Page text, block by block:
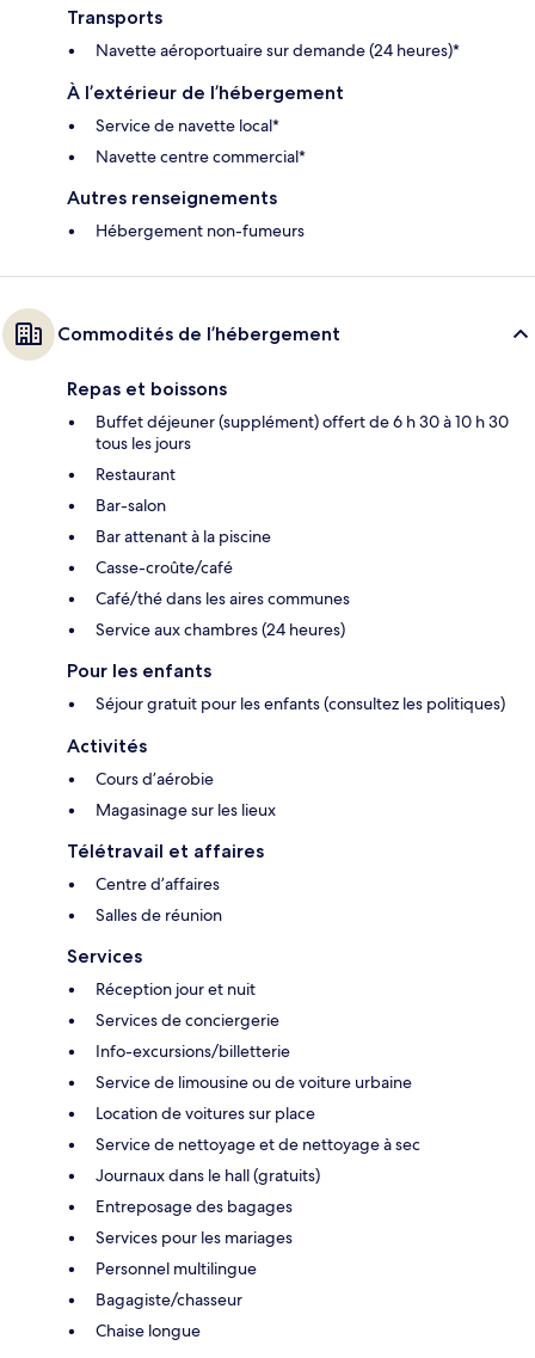
Transports
Navette aéroportuaire sur demande (24 heures)*
À l’extérieur de l’hébergement
Service de navette local*
Navette centre commercial*
Autres renseignements
Hébergement non-fumeurs
Commodités de l’hébergement
Repas et boissons
Buffet déjeuner (supplément) offert de 6 h 30 à 10 h 30
tous les jours
Restaurant
Bar-salon
Bar attenant à la piscine
Casse-croûte/café
Café/thé dans les aires communes
Service aux chambres (24 heures)
Pour les enfants
Séjour gratuit pour les enfants (consultez les politiques)
Activités
Cours d’aérobie
Magasinage sur les lieux
Télétravail et affaires
Centre d’affaires
Salles de réunion
Services
Réception jour et nuit
Services de conciergerie
Info-excursions/billetterie
Service de limousine ou de voiture urbaine
Location de voitures sur place
Service de nettoyage et de nettoyage à sec
Journaux dans le hall (gratuits)
Entreposage des bagages
Services pour les mariages
Personnel multilingue
Bagagiste/chasseur
Chaise longue